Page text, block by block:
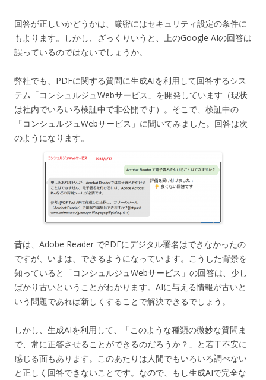
回答が正しいかどうかは、厳密にはセキュリティ設定の条件に
もよります。しかし、ざっくりいうと、上のGoogle AIの回答は
誤っているのではないでしょうか。
弊社でも、PDFに関する質問に生成AIを利用して回答するシス
テム「コンシュルジュWebサービス」を開発しています（現状
は社内でいろいろ検証中で非公開です）。そこで、検証中の
「コンシュルジュWebサービス」に聞いてみました。回答は次
のようになります。
昔は、Adobe Reader でPDFにデジタル署名はできなかったの
ですが、いまは、できるようになっています。こうした背景を
知っていると「コンシュルジュWebサービス」の回答は、少し
ばかり古いということがわかります。AIに与える情報が古いと
いう問題であれば新しくすることで解決できるでしょう。
しかし、生成AIを利用して、「このような種類の微妙な質問ま
で、常に正答させることができるのだろうか？」と若干不安に
感じる面もあります。このあたりは人間でもいろいろ調べない
と正しく回答できないことです。なので、もし生成AIで完全な